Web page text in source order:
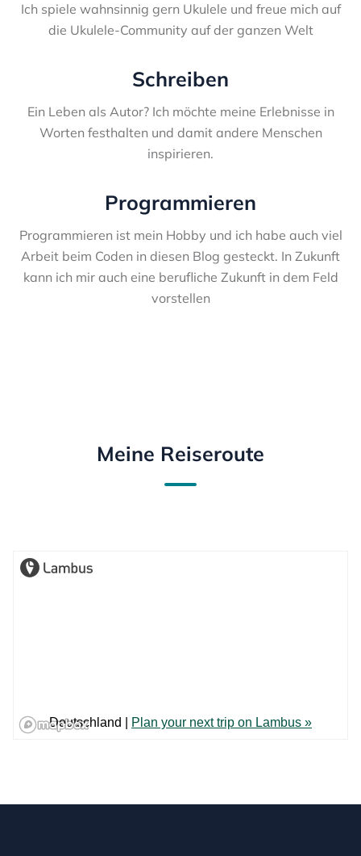
Ich spiele wahnsinnig gern Ukulele und freue mich auf
die Ukulele-Community auf der ganzen Welt
Schreiben
Ein Leben als Autor? Ich möchte meine Erlebnisse in
Worten festhalten und damit andere Menschen
inspirieren.
Programmieren
Programmieren ist mein Hobby und ich habe auch viel
Arbeit beim Coden in diesen Blog gesteckt. In Zukunft
kann ich mir auch eine berufliche Zukunft in dem Feld
vorstellen
Meine Reiseroute